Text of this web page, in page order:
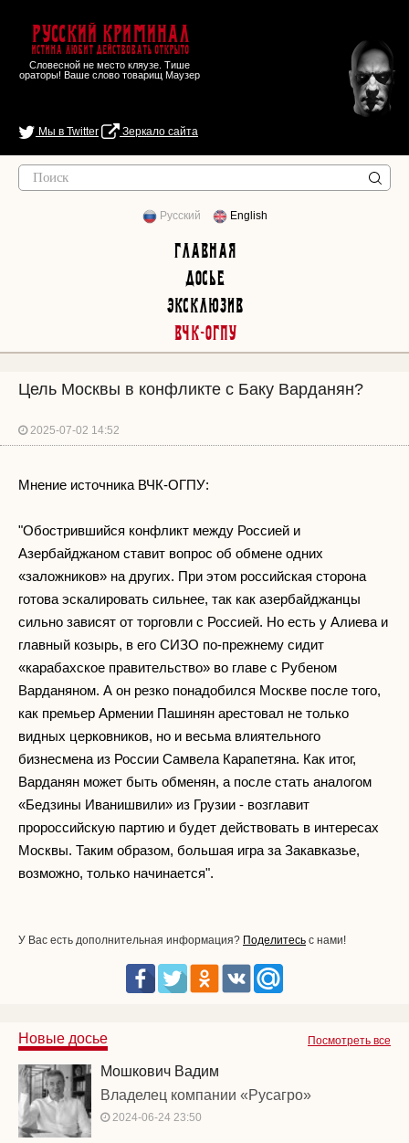
Русский Криминал
Истина любит действовать открыто
Словесной не место кляузе. Тише
ораторы! Ваше слово товарищ Маузер
Мы в Twitter Зеркало сайта
Русский English
Главная
Досье
Эксклюзив
ВЧК-ОГПУ
Цель Москвы в конфликте с Баку Варданян?
2025-07-02 14:52
Мнение источника ВЧК-ОГПУ:
"Обострившийся конфликт между Россией и
Азербайджаном ставит вопрос об обмене одних
«заложников» на других. При этом российская сторона
готова эскалировать сильнее, так как азербайджанцы
сильно зависят от торговли с Россией. Но есть у Алиева и
главный козырь, в его СИЗО по-прежнему сидит
«карабахское правительство» во главе с Рубеном
Варданяном. А он резко понадобился Москве после того,
как премьер Армении Пашинян арестовал не только
видных церковников, но и весьма влиятельного
бизнесмена из России Самвела Карапетяна. Как итог,
Варданян может быть обменян, а после стать аналогом
«Бедзины Иванишвили» из Грузии - возглавит
пророссийскую партию и будет действовать в интересах
Москвы. Таким образом, большая игра за Закавказье,
возможно, только начинается".
У Вас есть дополнительная информация? Поделитесь с нами!
Посмотреть все
Новые досье
Мошкович Вадим
Владелец компании «Русагро»
2024-06-24 23:50